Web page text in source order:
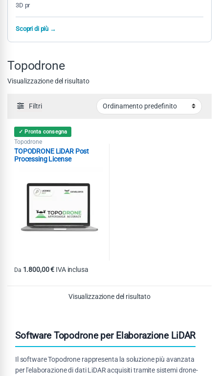
3D pr
Scopri di più →
Topodrone
Visualizzazione del risultato
Filtri
✓ Pronta consegna
Topodrone
TOPODRONE LiDAR Post
Processing License
Da 1.800,00€ IVA inclusa
Questo prodotto ha più varianti. Le opzioni possono essere scelte
Visualizzazione del risultato
Software Topodrone per Elaborazione LiDAR
Il software Topodrone rappresenta la soluzione più avanzata
per l'elaborazione di dati LiDAR acquisiti tramite sistemi drone-